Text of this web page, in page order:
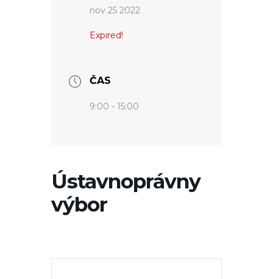
nov 25 2022
Expired!
ČAS
9:00 - 15:00
Ústavnoprávny
výbor